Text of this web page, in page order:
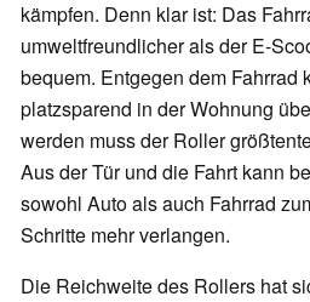
kämpfen. Denn klar ist: Das
umweltfreundlicher als der E-
bequem. Entgegen dem Fahrrad
platzsparend in der Wohnung
werden muss der Roller
Aus der Tür und die Fahrt kann
sowohl Auto als auch Fahrrad
Schritte mehr verlangen.
Die Reichweite des Rollers hat